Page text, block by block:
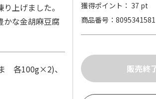
上げました。
かな金胡麻豆腐
各100g×2)、
獲得ポイント： 37 pt
商品番号
8095341581